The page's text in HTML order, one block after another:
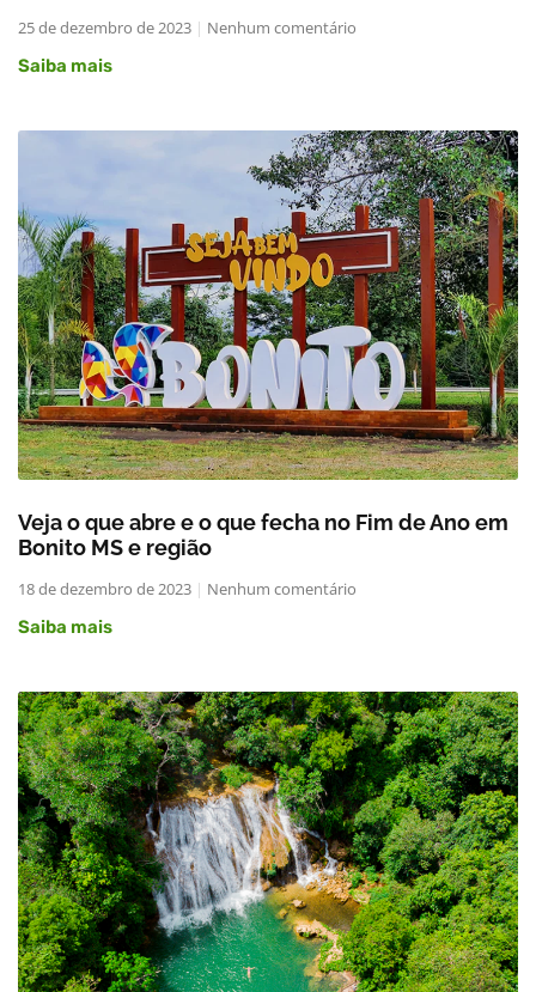
25 de dezembro de 2023
Nenhum comentário
Saiba mais
Veja o que abre e o que fecha no Fim de Ano em
Bonito MS e região
18 de dezembro de 2023
Nenhum comentário
Saiba mais